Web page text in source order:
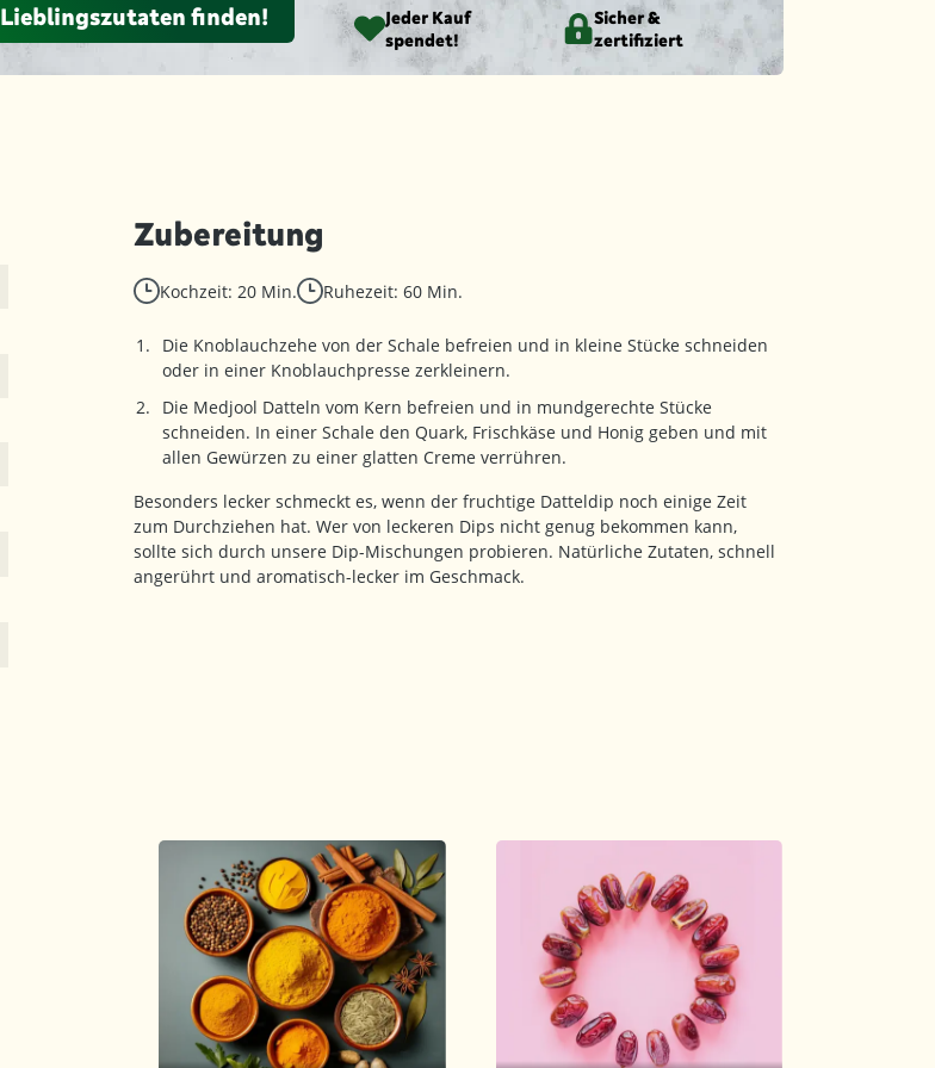
Lieblingszutaten finden!
Jeder Kauf
spendet!
Sicher &
zertifiziert
Zubereitung
Kochzeit: 20 Min. Ruhezeit: 60 Min.
Die Knoblauchzehe von der Schale befreien und in kleine Stücke schneiden
oder in einer Knoblauchpresse zerkleinern.
Die Medjool Datteln vom Kern befreien und in mundgerechte Stücke
schneiden. In einer Schale den Quark, Frischkäse und Honig geben und mit
allen Gewürzen zu einer glatten Creme verrühren.
Besonders lecker schmeckt es, wenn der fruchtige Datteldip noch einige Zeit
zum Durchziehen hat. Wer von leckeren Dips nicht genug bekommen kann,
sollte sich durch unsere Dip-Mischungen probieren. Natürliche Zutaten, schnell
angerührt und aromatisch-lecker im Geschmack.